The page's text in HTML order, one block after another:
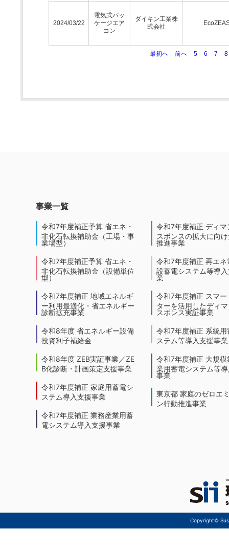
2024/03/22
電気式パッ
ケージエア
コン
ダイキン工業株
式会社
最初へ 前へ 5 6 7 8
事業一覧
令和7年度補正予算 省エネ・
非化石転換補助金（工場・事
業場型）
令和7年度補正予算 省エネ・
非化石転換補助金（設備単位
型）
令和7年度補正 地域エネルギ
ー利用最適化・省エネルギー
診断拡充事業
令和8年度 省エネルギー設備
投資利子補給金
令和8年度 ZEB実証事業／ZE
B化診断・計画策定支援事業
令和7年度補正 家庭用蓄電シ
ステム導入支援事業
令和7年度補正 業務産業用蓄
電システム導入支援事業
令和7年度補正 ディマ
スポンスの拡大に向
推進事業
令和7年度補正 再エネ
設蓄電システム等導
業
令和7年度補正 スマー
ターを活用したディ
スポンス実証事業
令和7年度補正 系統用
ステム等導入支援事業
令和7年度補正 大規模
業用蓄電システム等
事業
東京都 家庭のゼロエ
ン行動推進事業
Copyright©